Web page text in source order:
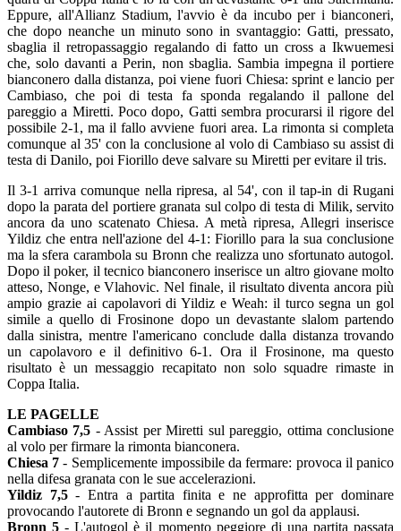
Eppure, all'Allianz Stadium, l'avvio è da incubo per i bianconeri,
che dopo neanche un minuto sono in svantaggio: Gatti, pressato,
sbaglia il retropassaggio regalando di fatto un cross a Ikwuemesi
che, solo davanti a Perin, non sbaglia. Sambia impegna il portiere
bianconero dalla distanza, poi viene fuori Chiesa: sprint e lancio per
Cambiaso, che poi di testa fa sponda regalando il pallone del
pareggio a Miretti. Poco dopo, Gatti sembra procurarsi il rigore del
possibile 2-1, ma il fallo avviene fuori area. La rimonta si completa
comunque al 35' con la conclusione al volo di Cambiaso su assist di
testa di Danilo, poi Fiorillo deve salvare su Miretti per evitare il tris.
Il 3-1 arriva comunque nella ripresa, al 54', con il tap-in di Rugani
dopo la parata del portiere granata sul colpo di testa di Milik, servito
ancora da uno scatenato Chiesa. A metà ripresa, Allegri inserisce
Yildiz che entra nell'azione del 4-1: Fiorillo para la sua conclusione
ma la sfera carambola su Bronn che realizza uno sfortunato autogol.
Dopo il poker, il tecnico bianconero inserisce un altro giovane molto
atteso, Nonge, e Vlahovic. Nel finale, il risultato diventa ancora più
ampio grazie ai capolavori di Yildiz e Weah: il turco segna un gol
simile a quello di Frosinone dopo un devastante slalom partendo
dalla sinistra, mentre l'americano conclude dalla distanza trovando
un capolavoro e il definitivo 6-1. Ora il Frosinone, ma questo
risultato è un messaggio recapitato non solo squadre rimaste in
Coppa Italia.
LE PAGELLE
Cambiaso 7,5 - Assist per Miretti sul pareggio, ottima conclusione
al volo per firmare la rimonta bianconera.
Chiesa 7 - Semplicemente impossibile da fermare: provoca il panico
nella difesa granata con le sue accelerazioni.
Yildiz 7,5- Entra a partita finita e ne approfitta per dominare
provocando l'autorete di Bronn e segnando un gol da applausi.
Bronn 5 - L'autogol è il momento peggiore di una partita passata